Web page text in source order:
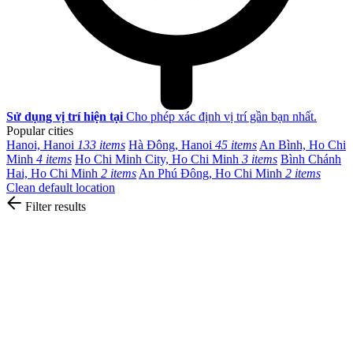
Sử dụng vị trí hiện tại Cho phép xác định vị trí gần bạn nhất.
Popular cities
Hanoi, Hanoi 133 items Hà Đông, Hanoi 45 items An Bình, Ho Chi
Minh 4 items Ho Chi Minh City, Ho Chi Minh 3 items Bình Chánh
Hai, Ho Chi Minh 2 items An Phú Đông, Ho Chi Minh 2 items
Clean default location
Filter results